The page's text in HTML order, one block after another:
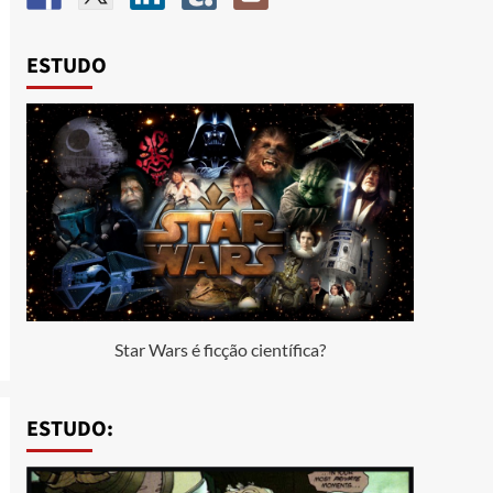
ESTUDO
Star Wars é ficção científica?
ESTUDO: